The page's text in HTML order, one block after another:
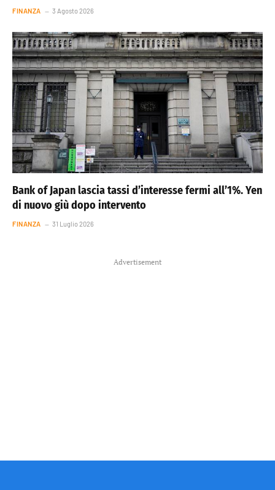
FINANZA 3 Agosto 2026
Bank of Japan lascia tassi d’interesse fermi all’1%. Yen
di nuovo giù dopo intervento
FINANZA 31 Luglio 2026
Advertisement